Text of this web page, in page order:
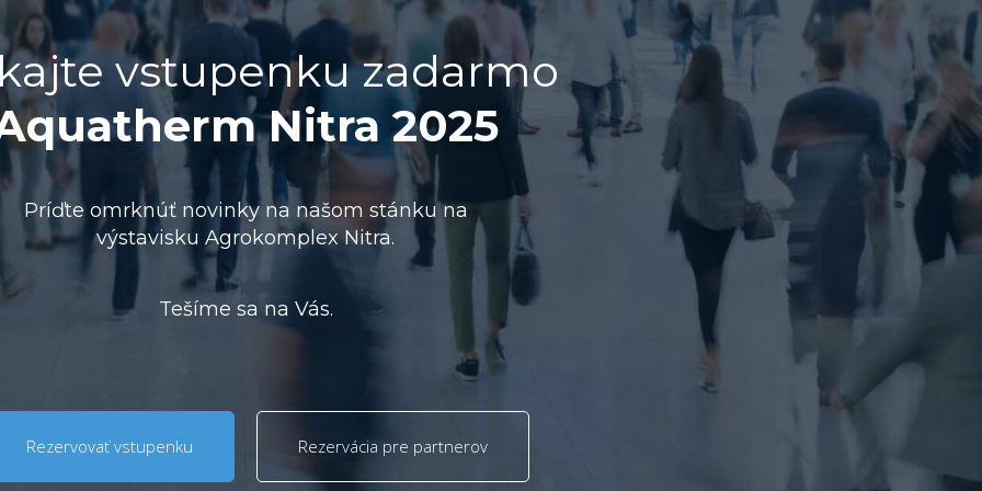
vstupenku zadarmo
Nitra 2025
Príďte omrknúť novinky na našom stánku na
výstavisku Agrokomplex Nitra.
Tešíme sa na Vás.
Rezervovať vstupenku Rezervácia pre partnerov